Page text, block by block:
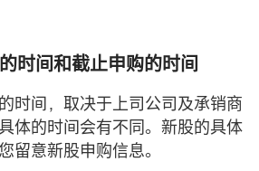
时间和截止申购的时间
时间，取决于上司公司及承销商
体的时间会有不同。新股的具体
留意新股申购信息。